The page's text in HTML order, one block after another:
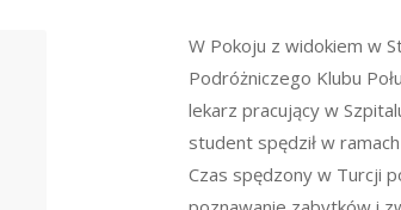
W Pokoju z widokiem w
Podróżniczego Klubu
lekarz pracujący w
student spędził w
Czas spędzony w Turcji